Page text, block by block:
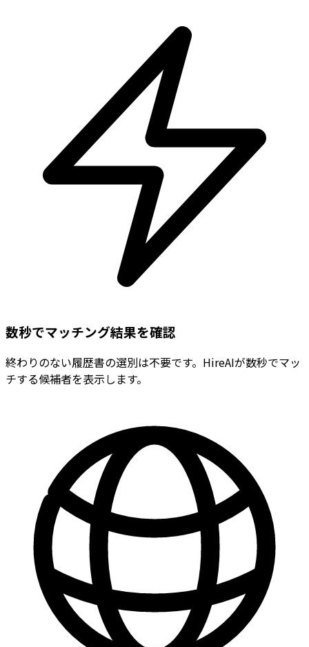
数秒でマッチング結果を確認
終わりのない履歴書の選別は不要です。HireAIが数秒でマッ
チする候補者を表示します。